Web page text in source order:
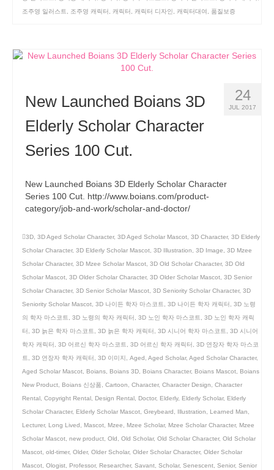
조주영 일러스트, 조주영 캐릭터, 캐릭터, 캐릭터 디자인, 캐릭터대여, 품질보증
24
JUL 2017
New Launched Boians 3D
Elderly Scholar Character
Series 100 Cut.
New Launched Boians 3D Elderly Scholar Character
Series 100 Cut. http://www.boians.com/product-
category/job-and-work/scholar-and-doctor/
3D, 3D Aged Scholar Character, 3D Aged Scholar Mascot, 3D Character, 3D Elderly
Scholar Character, 3D Elderly Scholar Mascot, 3D Illustration, 3D Image, 3D Mzee
Scholar Character, 3D Mzee Scholar Mascot, 3D Old Scholar Character, 3D Old
Scholar Mascot, 3D Older Scholar Character, 3D Older Scholar Mascot, 3D Senior
Scholar Character, 3D Senior Scholar Mascot, 3D Seniority Scholar Character, 3D
Seniority Scholar Mascot, 3D 나이든 학자 마스코트, 3D 나이든 학자 캐릭터, 3D 노령
의 학자 마스코트, 3D 노령의 학자 캐릭터, 3D 노인 학자 마스코트, 3D 노인 학자 캐릭
터, 3D 늙은 학자 마스코트, 3D 늙은 학자 캐릭터, 3D 시니어 학자 마스코트, 3D 시니어
학자 캐릭터, 3D 어르신 학자 마스코트, 3D 어르신 학자 캐릭터, 3D 연장자 학자 마스코
트, 3D 연장자 학자 캐릭터, 3D 이미지, Aged, Aged Scholar, Aged Scholar Character,
Aged Scholar Mascot, Boians, Boians 3D, Boians Character, Boians Mascot, Boians
New Product, Boians 신상품, Cartoon, Character, Character Design, Character
Rental, Copyright Rental, Design Rental, Doctor, Elderly, Elderly Scholar, Elderly
Scholar Character, Elderly Scholar Mascot, Greybeard, Illustration, Learned Man,
Lecturer, Long Lived, Mascot, Mzee, Mzee Scholar, Mzee Scholar Character, Mzee
Scholar Mascot, new product, Old, Old Scholar, Old Scholar Character, Old Scholar
Mascot, old-timer, Older, Older Scholar, Older Scholar Character, Older Scholar
Mascot, Ologist, Professor, Researcher, Savant, Scholar, Senescent, Senior, Senior